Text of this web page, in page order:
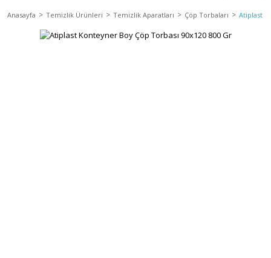
Anasayfa Temizlik Ürünleri Temizlik Aparatları Çöp Torbaları Atiplast